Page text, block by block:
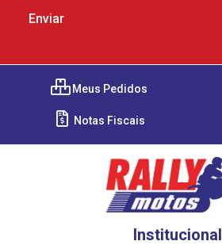
Meus Pedidos
Notas Fiscais
Institucional